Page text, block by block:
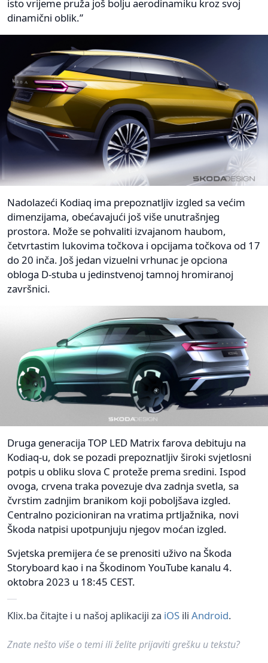
isto vrijeme pruža još bolju aerodinamiku kroz svoj
dinamični oblik.”
Nadolazeći Kodiaq ima prepoznatljiv izgled sa većim
dimenzijama, obećavajući još više unutrašnjeg
prostora. Može se pohvaliti izvajanom haubom,
četvrtastim lukovima točkova i opcijama točkova od 17
do 20 inča. Još jedan vizuelni vrhunac je opciona
obloga D-stuba u jedinstvenoj tamnoj hromiranoj
završnici.
Druga generacija TOP LED Matrix farova debituju na
Kodiaq-u, dok se pozadi prepoznatljiv široki svjetlosni
potpis u obliku slova C proteže prema sredini. Ispod
ovoga, crvena traka povezuje dva zadnja svetla, sa
čvrstim zadnjim branikom koji poboljšava izgled.
Centralno pozicioniran na vratima prtljažnika, novi
Škoda natpisi upotpunjuju njegov moćan izgled.
Svjetska premijera će se prenositi uživo na Škoda
Storyboard kao i na Škodinom YouTube kanalu 4.
oktobra 2023 u 18:45 CEST.
Klix.ba čitajte i u našoj aplikaciji za iOS ili Android.
Znate nešto više o temi ili želite prijaviti grešku u tekstu?